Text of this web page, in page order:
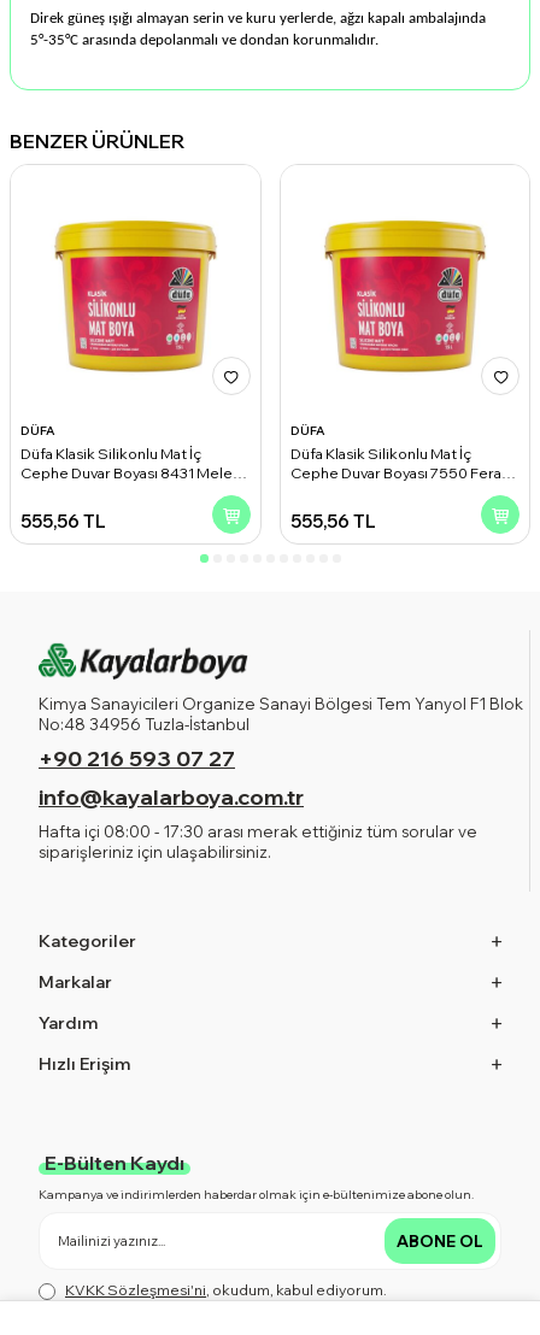
Direk güneş ışığı almayan serin ve kuru yerlerde, ağzı kapalı ambalajında
5°-35°C arasında depolanmalı ve dondan korunmalıdır.
BENZER ÜRÜNLER
DÜFA
Düfa Klasik Silikonlu Mat İç
Cephe Duvar Boyası 8431 Melek
555,56 TL
DÜFA
Düfa Klasik Silikonlu Mat İç
Cephe Duvar Boyası 7550 Ferah
555,56 TL
Kimya Sanayicileri Organize Sanayi Bölgesi Tem Yanyol F1 Blok
No:48 34956 Tuzla-İstanbul
+90 216 593 07 27
info@kayalarboya.com.tr
Hafta içi 08:00 - 17:30 arası merak ettiğiniz tüm sorular ve
siparişleriniz için ulaşabilirsiniz.
Kategoriler
Markalar
Yardım
Hızlı Erişim
E-Bülten Kaydı
Kampanya ve indirimlerden haberdar olmak için e-bültenimize abone olun.
ABONE OL
KVKK Sözleşmesi'ni, okudum, kabul ediyorum.